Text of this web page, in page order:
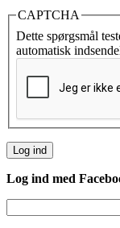
CAPTCHA
Dette spørgsmål
automatisk
Log ind med